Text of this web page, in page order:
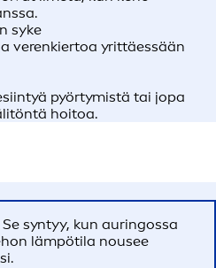
syke
verenkiertoa yrittäessään
pyörtymistä tai jopa
hoitoa.
Se syntyy, kun auringossa
lämpötila nousee